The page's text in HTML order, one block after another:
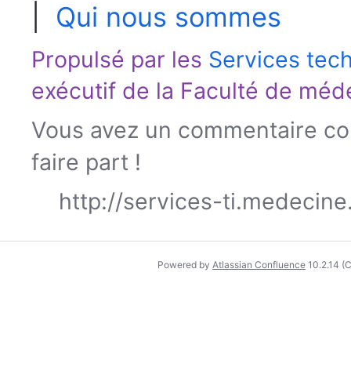
Qui nous sommes
Propulsé par les Services
exécutif de la Faculté de
Vous avez un commentaire
faire part !
http://services-
Powered by Atlassian Confluence 10.2.14